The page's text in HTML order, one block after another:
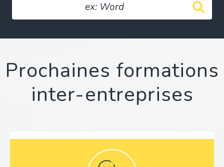
Prochaines formations
inter-entreprises